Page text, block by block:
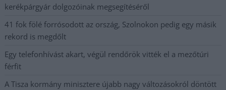
kerékpárgyár dolgozóinak megsegítéséről
41 fok fölé forrósodott az ország, Szolnokon pedig egy másik
rekord is megdőlt
Egy telefonhívást akart, végül rendőrök vitték el a mezőtúri
férfit
A Tisza kormány minisztere újabb nagy változásokról döntött